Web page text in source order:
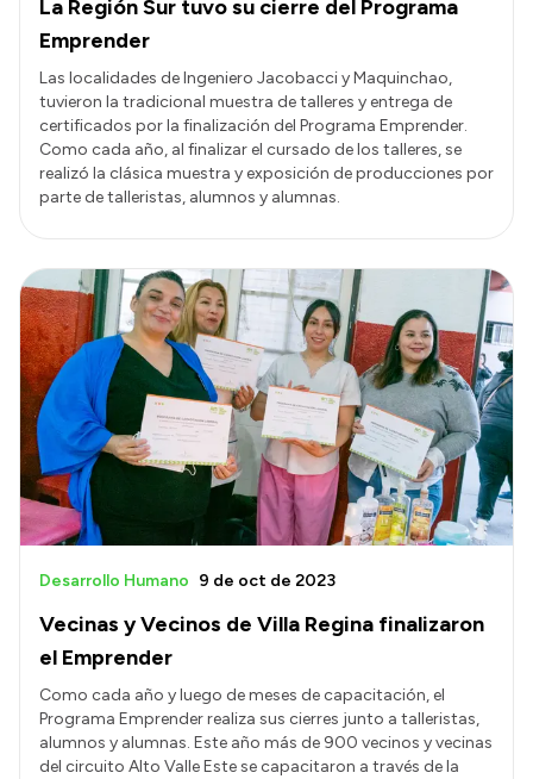
La Región Sur tuvo su cierre del Programa
Emprender
Las localidades de Ingeniero Jacobacci y Maquinchao,
tuvieron la tradicional muestra de talleres y entrega de
certificados por la finalización del Programa Emprender.
Como cada año, al finalizar el cursado de los talleres, se
realizó la clásica muestra y exposición de producciones por
parte de talleristas, alumnos y alumnas.
Vecinas y Vecinos de Villa Regina finalizaron
el Emprender
Desarrollo Humano 9 de oct de 2023
Como cada año y luego de meses de capacitación, el
Programa Emprender realiza sus cierres junto a talleristas,
alumnos y alumnas. Este año más de 900 vecinos y vecinas
del circuito Alto Valle Este se capacitaron a través de la